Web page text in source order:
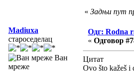
« Задњи пут
Madiuxa
староседелац
Ван
мреже
Одг: Rodna
« Одговор
Цитат
Ovo što kažeš i